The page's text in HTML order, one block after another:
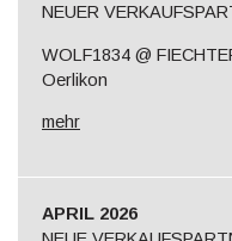
NEUER
WOLF1834 @
Oerlikon
mehr
APRIL 2026